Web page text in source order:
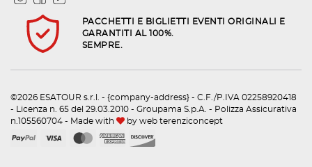
PACCHETTI E BIGLIETTI EVENTI ORIGINALI E
GARANTITI AL 100%.
SEMPRE.
©2026 ESATOUR s.r.l. - {company-address} - C.F./P.IVA 02258920418
- Licenza n. 65 del 29.03.2010 - Groupama S.p.A. - Polizza Assicurativa
n.105560704 - Made with
by web terenziconcept